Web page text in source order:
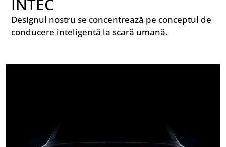
INTEC
Designul nostru se concentrează pe conceptul de
conducere inteligentă la scară umană.